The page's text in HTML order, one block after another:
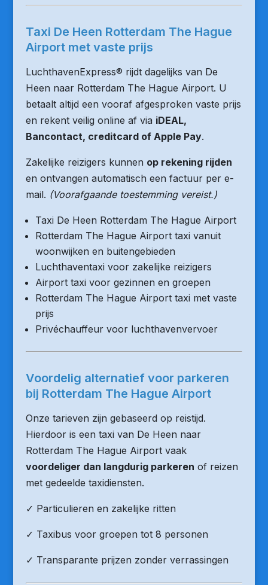
Taxi De Heen Rotterdam The Hague
Airport met vaste prijs
LuchthavenExpress® rijdt dagelijks van De
Heen naar Rotterdam The Hague Airport. U
betaalt altijd een vooraf afgesproken vaste prijs
en rekent veilig online af via iDEAL,
Bancontact, creditcard of Apple Pay.
Zakelijke reizigers kunnen op rekening rijden
en ontvangen automatisch een factuur per e-
mail. (Voorafgaande toestemming vereist.)
Taxi De Heen Rotterdam The Hague Airport
Rotterdam The Hague Airport taxi vanuit
woonwijken en buitengebieden
Luchthaventaxi voor zakelijke reizigers
Airport taxi voor gezinnen en groepen
Rotterdam The Hague Airport taxi met vaste
prijs
Privéchauffeur voor luchthavenvervoer
Voordelig alternatief voor parkeren
bij Rotterdam The Hague Airport
Onze tarieven zijn gebaseerd op reistijd.
Hierdoor is een taxi van De Heen naar
Rotterdam The Hague Airport vaak
voordeliger dan langdurig parkeren of reizen
met gedeelde taxidiensten.
✓ Particulieren en zakelijke ritten
✓ Taxibus voor groepen tot 8 personen
✓ Transparante prijzen zonder verrassingen